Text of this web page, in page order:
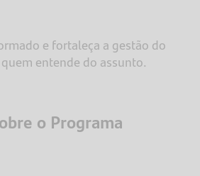
e fortaleça a gestão do
entende do assunto.
o Programa